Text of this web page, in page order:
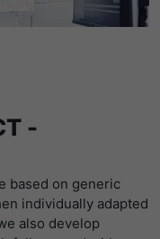
based on generic
individually adapted
also develop